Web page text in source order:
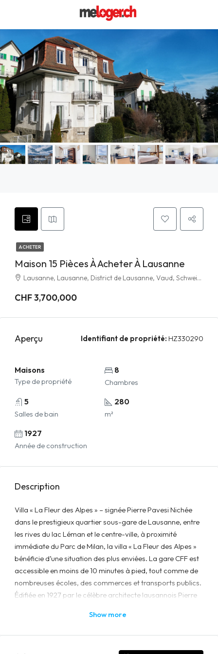
ACHETER
Maison 15 Pièces À Acheter À Lausanne
Lausanne, Lausanne, District de Lausanne, Vaud, Schweiz/Suisse/Svizzera/Svizra
CHF 3,700,000
Aperçu Identifiant de propriété: HZ330290
Maisons
Type de propriété
8
Chambres
5
Salles de bain
280
m²
1927
Année de construction
Description
Villa « La Fleur des Alpes » – signée Pierre Pavesi Nichée
dans le prestigieux quartier sous-gare de Lausanne, entre
les rives du lac Léman et le centre-ville, à proximité
immédiate du Parc de Milan, la villa « La Fleur des Alpes »
bénéficie d’une situation des plus enviées. La gare CFF est
accessible en moins de 10 minutes à pied, tout comme de
nombreuses écoles, des commerces et transports publics.
Édifiée en 1927 par le célèbre architecte lausannois Pierre
l’architecture de l’époque. Elle séduit par ses éléments
Show more